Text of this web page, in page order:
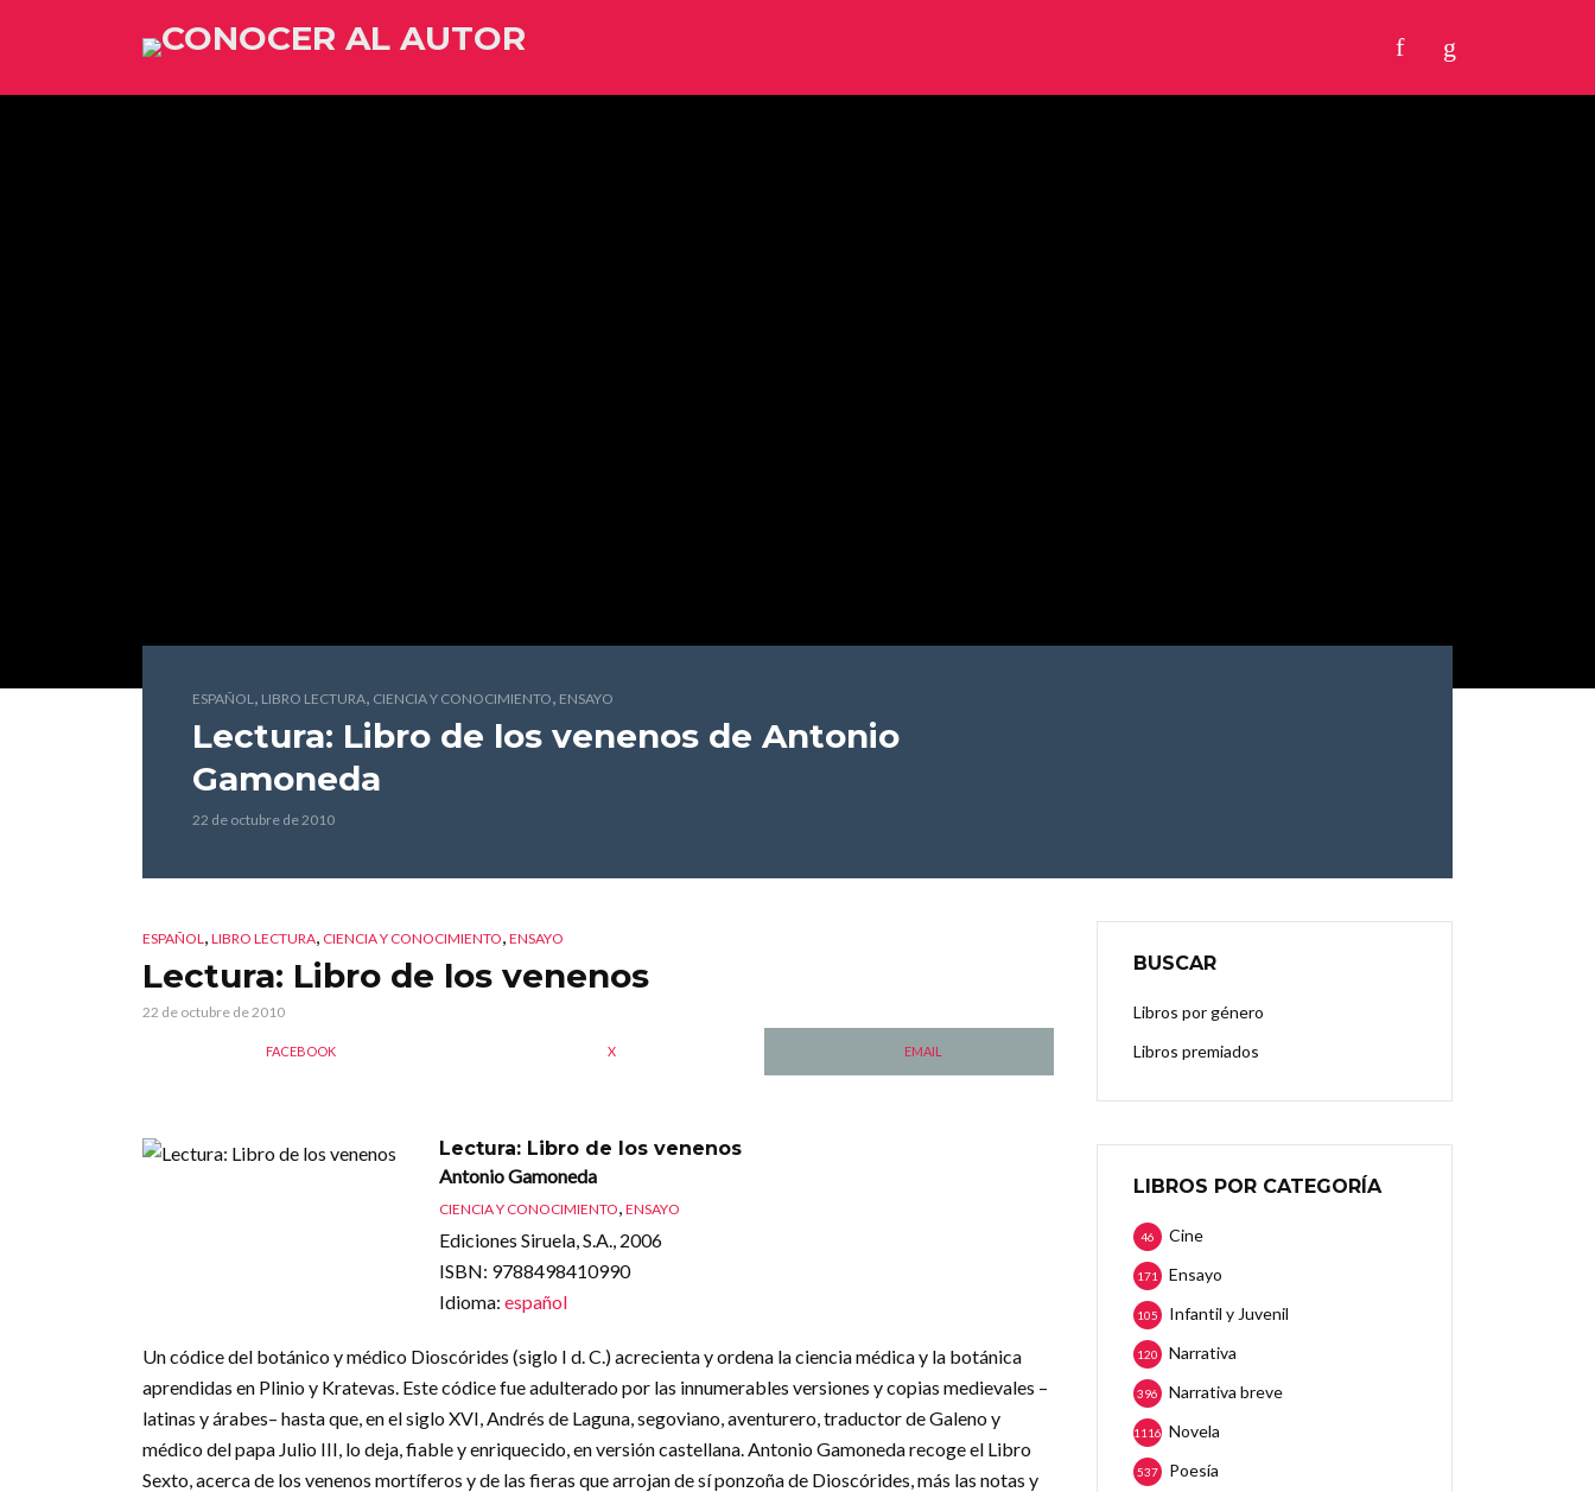
ESPAÑOL, LIBRO LECTURA, CIENCIA Y CONOCIMIENTO, ENSAYO
Lectura: Libro de los venenos de Antonio
Gamoneda
22 de octubre de 2010
ESPAÑOL, LIBRO LECTURA, CIENCIA Y CONOCIMIENTO, ENSAYO
Lectura: Libro de los venenos
22 de octubre de 2010
FACEBOOK X EMAIL
Lectura: Libro de los venenos
Antonio Gamoneda
CIENCIA Y CONOCIMIENTO, ENSAYO
Ediciones Siruela, S.A., 2006
ISBN: 9788498410990
Idioma: español
Un códice del botánico y médico Dioscórides (siglo I d. C.) acrecienta y ordena la ciencia médica y la botánica
aprendidas en Plinio y Kratevas. Este códice fue adulterado por las innumerables versiones y copias medievales –
latinas y árabes– hasta que, en el siglo XVI, Andrés de Laguna, segoviano, aventurero, traductor de Galeno y
médico del papa Julio III, lo deja, fiable y enriquecido, en versión castellana. Antonio Gamoneda recoge el Libro
Sexto, acerca de los venenos mortíferos y de las fieras que arrojan de sí ponzoña de Dioscórides, más las notas y
BUSCAR
Libros por género
Libros premiados
LIBROS POR CATEGORÍA
Cine
46
Ensayo
171
Infantil y Juvenil
105
Narrativa
120
Narrativa breve
396
Novela
1116
Poesía
537